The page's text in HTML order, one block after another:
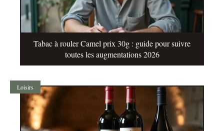
Tabac à rouler Camel prix 30g : guide pour suivre
toutes les augmentations 2026
Loisirs